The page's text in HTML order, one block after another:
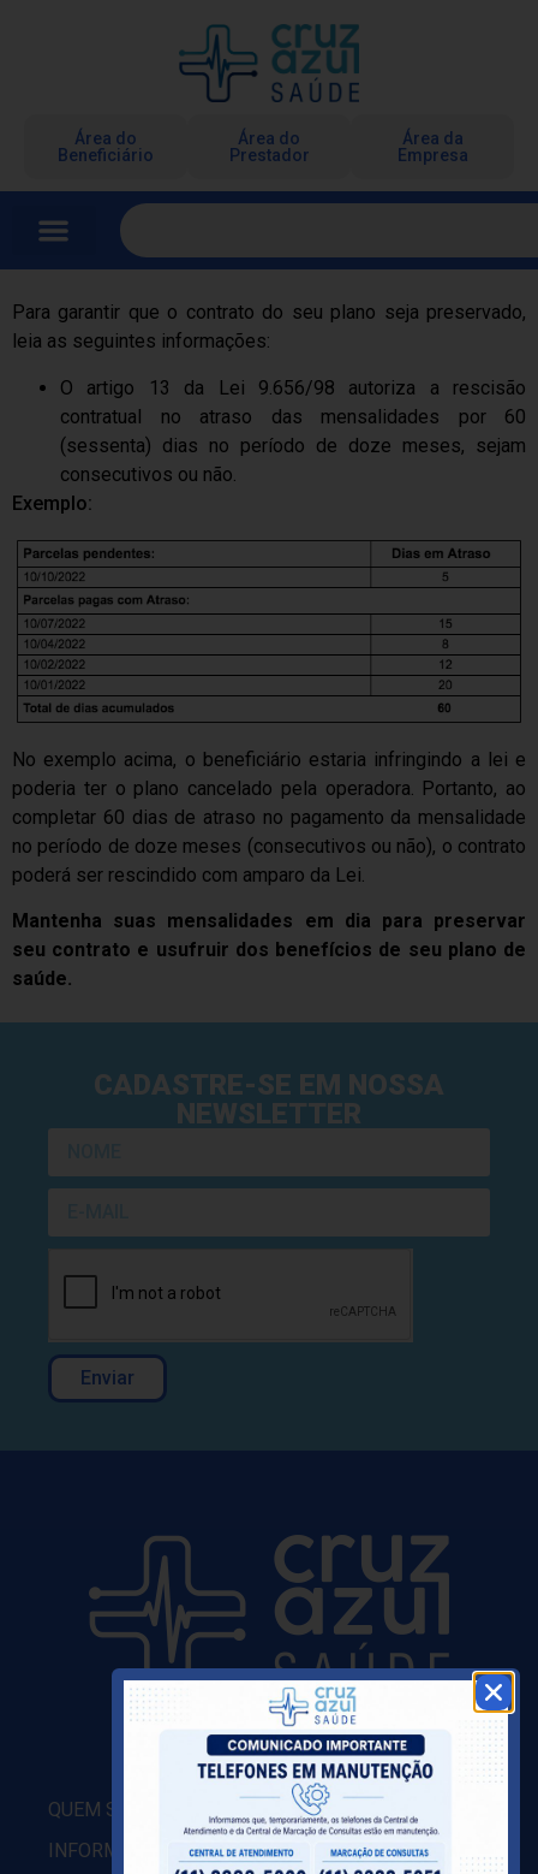
Área do
Beneficiário
Área do
Prestador
Área da
Empresa
Para garantir que o contrato do seu plano seja preservado,
leia as seguintes informações:
O artigo 13 da Lei 9.656/98 autoriza a rescisão
contratual no atraso das mensalidades por 60
(sessenta) dias no período de doze meses, sejam
consecutivos ou não.
Exemplo:
No exemplo acima, o beneficiário estaria infringindo a lei e
poderia ter o plano cancelado pela operadora. Portanto, ao
completar 60 dias de atraso no pagamento da mensalidade
no período de doze meses (consecutivos ou não), o contrato
poderá ser rescindido com amparo da Lei.
Mantenha suas mensalidades em dia para preservar
seu contrato e usufruir dos benefícios de seu plano de
saúde.
CADASTRE-SE EM NOSSA
NEWSLETTER
Enviar
QUEM SOMOS
INFORMAÇÕES ADMINISTRATIVAS